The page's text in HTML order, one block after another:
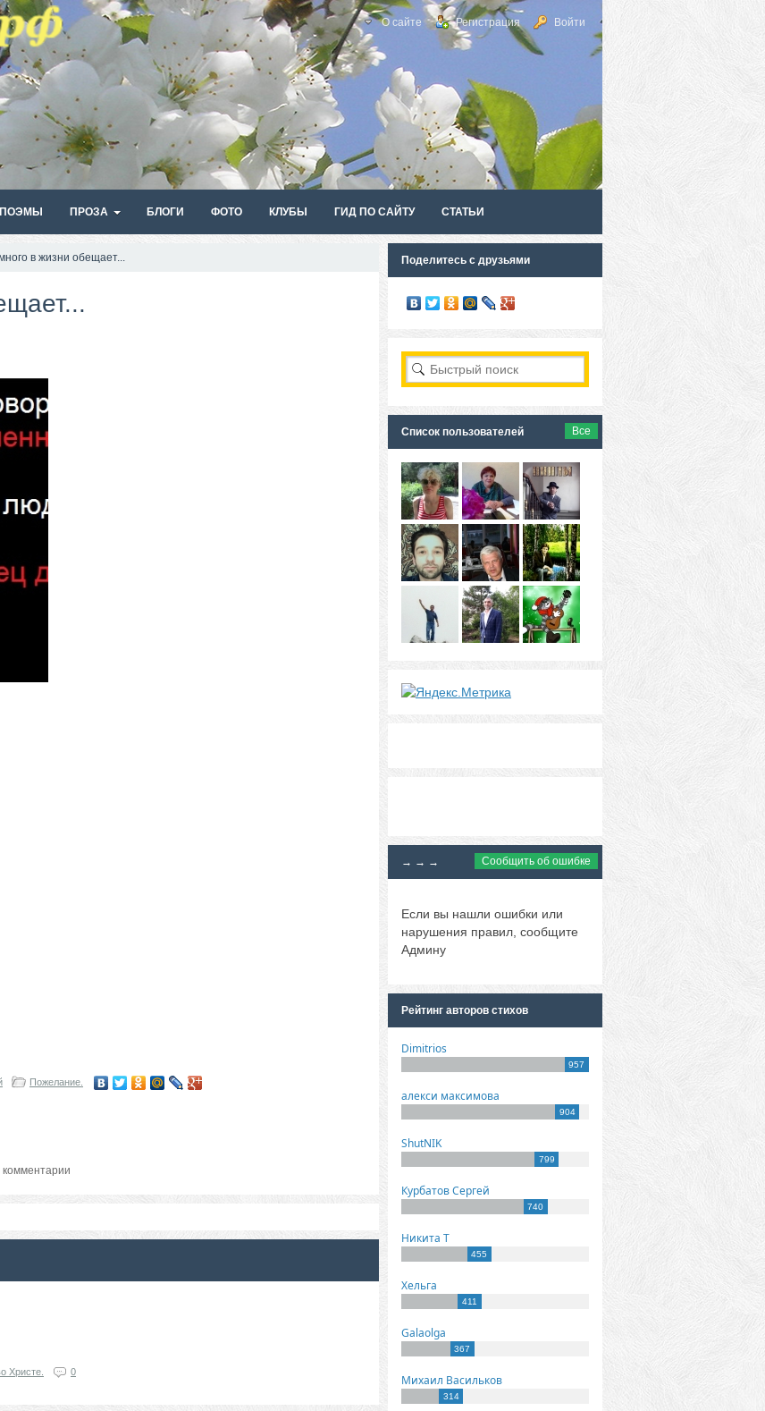
О сайте Регистрация Войти
ПОЭМЫ ПРОЗА БЛОГИ ФОТО КЛУБЫ ГИД ПО САЙТУ СТАТЬИ
в жизни обещает...
Пожелание.
Христе. 0
Поделитесь с друзьями
Список пользователей Все
→ → → Сообщить об ошибке
Если вы нашли ошибки или
нарушения правил, сообщите
Админу
Рейтинг авторов стихов
Dimitrios
957
алекси максимова
904
ShutNIK
799
Курбатов Сергей
740
Никита Т
455
Хельга
411
Galaolga
367
Михаил Васильков
314